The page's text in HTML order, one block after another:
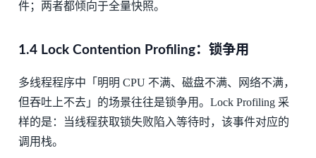
件；两者都倾向于全量快照。
1.4 Lock Contention Profiling：锁争用
多线程程序中「明明 CPU 不满、磁盘不满、网络不满，
但吞吐上不去」的场景往往是锁争用。Lock Profiling 采
样的是：当线程获取锁失败陷入等待时，该事件对应的
调用栈。